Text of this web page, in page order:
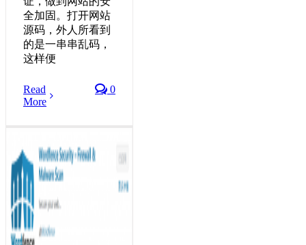
全加固。打开网站
源码，外人所看到
的是一串串乱码，
这样便
Read
More
0